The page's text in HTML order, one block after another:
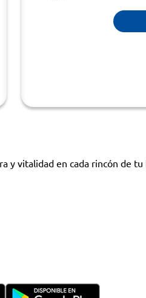
y vitalidad en cada rincón de tu